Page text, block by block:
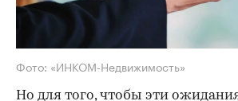
Фото: «ИНКОМ-Недвижимость»
Но для того, чтобы эти